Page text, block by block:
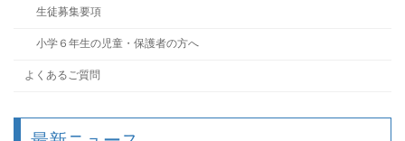
生徒募集要項
小学６年生の児童・保護者の方へ
よくあるご質問